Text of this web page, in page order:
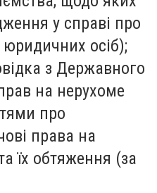
у справі про
осіб);
з Державного
на нерухоме
про
права на
їх обтяження (за